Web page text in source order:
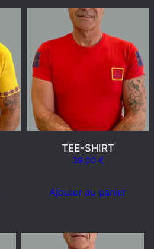
TEE-SHIRT
39,00 €
Ajouter au panier